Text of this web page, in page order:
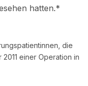
hatten.*
die
einer Operation in